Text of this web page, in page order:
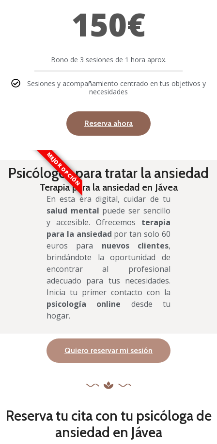
150€
Bono de 3 sesiones de 1 hora aprox.
Sesiones y acompañamiento centrado en tus objetivos y
necesidades
Reserva ahora
MEJOR OPCIÓN
Psicólogos para tratar la ansiedad
Terapia para la ansiedad en Jávea
En esta era digital, cuidar de tu
salud mental puede ser sencillo
y accesible. Ofrecemos terapia
para la ansiedad por tan solo 60
euros para nuevos clientes,
brindándote la oportunidad de
encontrar al profesional
adecuado para tus necesidades.
Inicia tu primer contacto con la
psicología online desde tu
hogar.
Quiero reservar mi sesión
Reserva tu cita con tu psicóloga de
ansiedad en Jávea